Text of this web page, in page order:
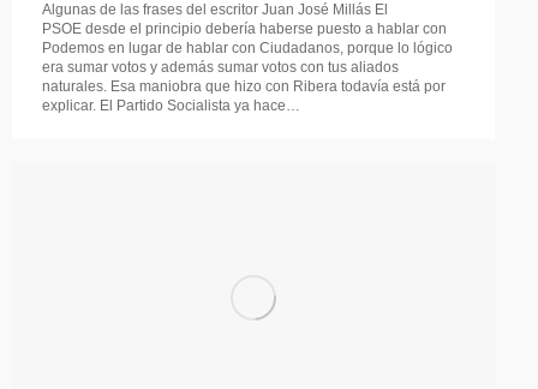
Algunas de las frases del escritor Juan José Millás El
PSOE desde el principio debería haberse puesto a hablar con
Podemos en lugar de hablar con Ciudadanos, porque lo lógico
era sumar votos y además sumar votos con tus aliados
naturales. Esa maniobra que hizo con Ribera todavía está por
explicar. El Partido Socialista ya hace…